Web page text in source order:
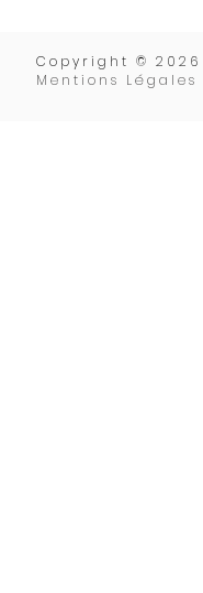
Copyrigh t ©
Mentions